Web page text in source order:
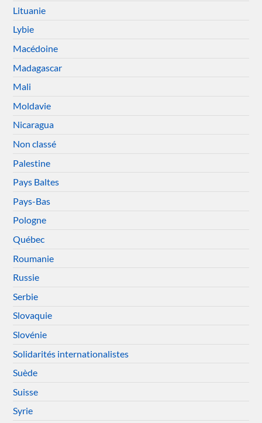
Lituanie
Lybie
Macédoine
Madagascar
Mali
Moldavie
Nicaragua
Non classé
Palestine
Pays Baltes
Pays-Bas
Pologne
Québec
Roumanie
Russie
Serbie
Slovaquie
Slovénie
Solidarités internationalistes
Suède
Suisse
Syrie